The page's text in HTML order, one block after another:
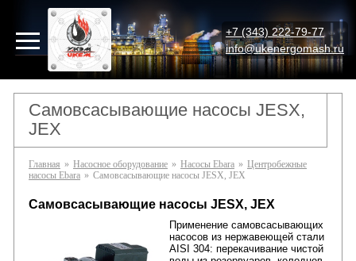
+7 (343) 222-79-77
info@ukenergomash.ru
Самовсасывающие насосы JESX,
JEX
Главная » Насосное оборудование » Насосы Ebara » Центробежные
насосы Ebara » Самовсасывающие насосы JESX, JEX
Самовсасывающие насосы JESX, JEX
Применение самовсасывающих
насосов из нержавеющей стали
AISI 304: перекачивание чистой